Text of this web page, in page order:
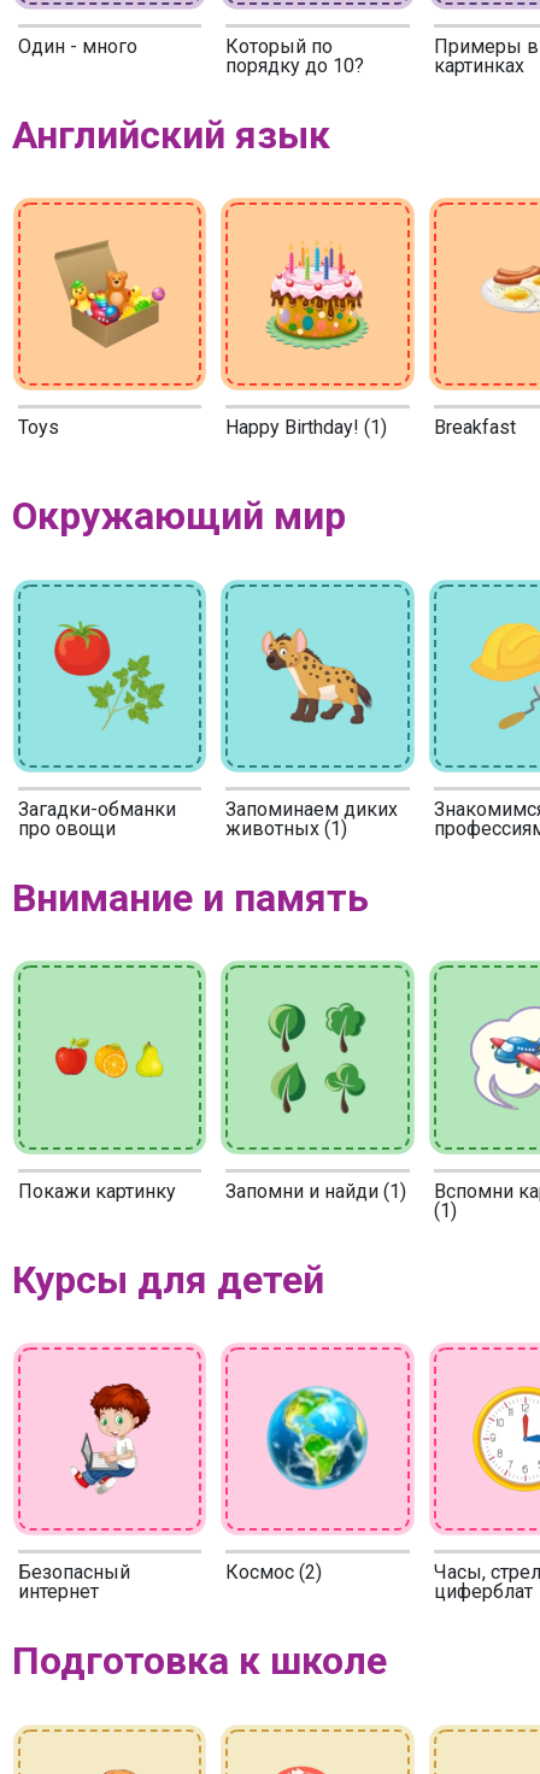
Один - много
Который по
порядку до 10?
Примеры в
картинках
Английский язык
Toys Happy Birthday! (1) Breakfast
Окружающий мир
Загадки-обманки
про овощи
Запоминаем диких
животных (1)
Внимание и память
Покажи картинку Запомни и найди (1)
Вспомни
(1)
Курсы для детей
Безопасный
интернет
Космос (2)
Часы,
циферблат
Подготовка к школе